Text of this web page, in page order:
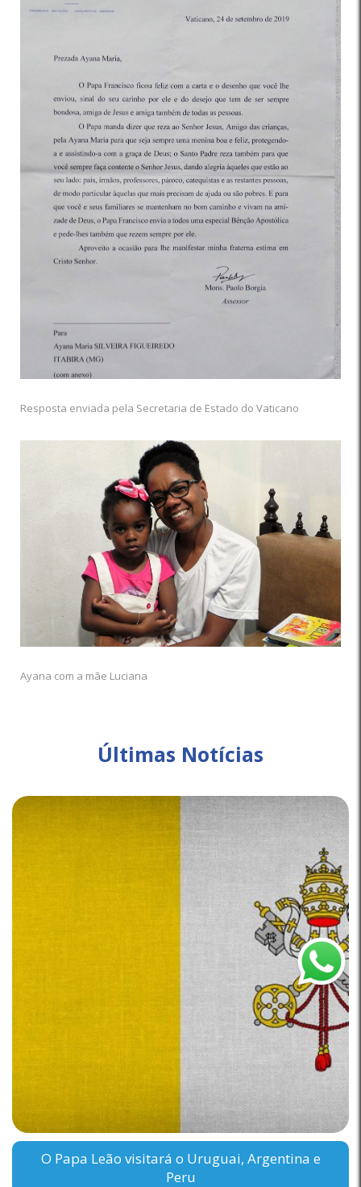
Resposta enviada pela Secretaria de Estado do Vaticano
Ayana com a mãe Luciana
Últimas Notícias
O Papa Leão visitará o Uruguai, Argentina e
Peru